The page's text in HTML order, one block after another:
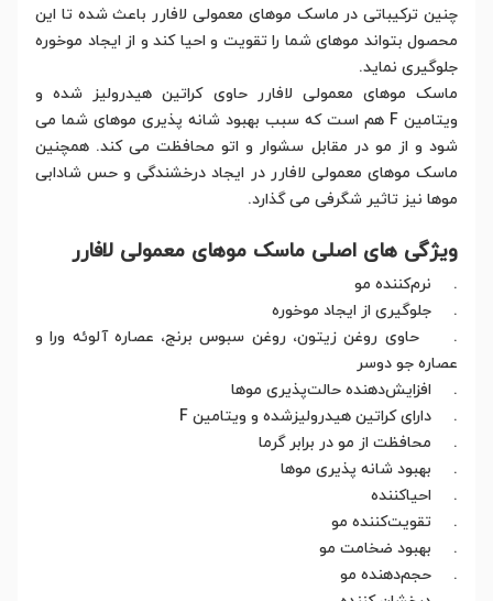
چنین ترکیباتی در ماسک موهای معمولی لافارر باعث شده تا این
محصول بتواند موهای شما را تقویت و احیا کند و از ایجاد موخوره
جلوگیری نماید.
ماسک موهای معمولی لافارر حاوی کراتین هیدرولیز شده و
ویتامین F هم است که سبب بهبود شانه پذیری موهای شما می
شود و از مو در مقابل سشوار و اتو محافظت می کند. همچنین
ماسک موهای معمولی لافارر در ایجاد درخشندگی و حس شادابی
موها نیز تاثیر شگرفی می گذارد.
ویژگی های اصلی ماسک موهای معمولی لافارر
. نرم‌کننده مو
. جلوگیری از ایجاد موخوره
. حاوی روغن زیتون، روغن سبوس برنج، عصاره آلوئه ورا و
عصاره جو دوسر
. افزایش‌دهنده حالت‌پذیری موها
. دارای کراتین هیدرولیز‌شده و ویتامین F
. محافظت از مو در برابر گرما
. بهبود شانه پذیری موها
. احیا‌کننده
. تقویت‌کننده مو
. بهبود ضخامت مو
. حجم‌دهنده مو